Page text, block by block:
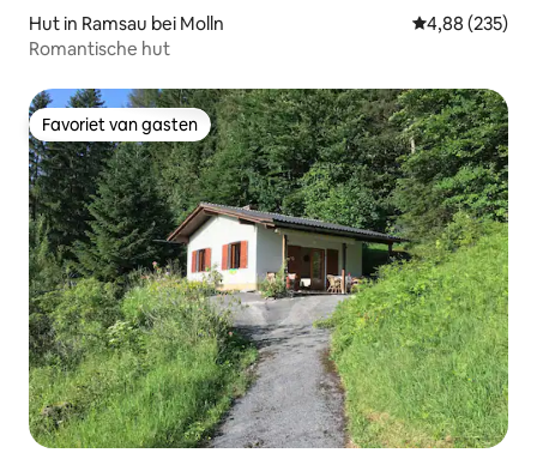
Hut in Ramsau bei Molln Gemiddelde
4,88 (235)
Romantische hut
Favoriet van gasten
Favoriet van gasten